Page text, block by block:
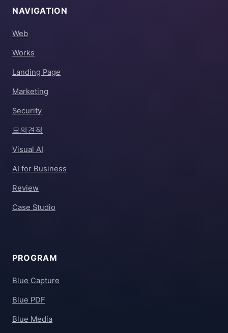
NAVIGATION
Web
Works
Landing Page
Marketing
Security
모의견적
Visual AI
AI for Business
Review
Case Studio
PROGRAM
Blue Capture
Blue PDF
Blue Media